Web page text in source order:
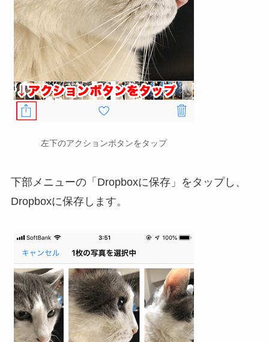
左下のアクションボタンをタップ
下部メニューの「Dropboxに保存」をタップし、
Dropboxに保存します。